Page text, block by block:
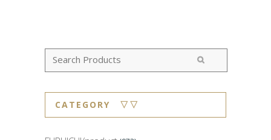
CATEGORY ▽▽